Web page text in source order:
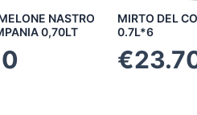
NASTRO
0,70LT
MIRTO DEL
0.7L*6
€